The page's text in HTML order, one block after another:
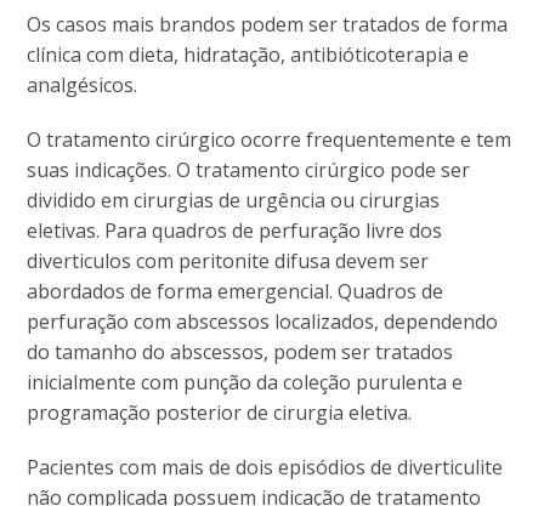
Os casos mais brandos podem ser tratados de forma
clínica com dieta, hidratação, antibióticoterapia e
analgésicos.
O tratamento cirúrgico ocorre frequentemente e tem
suas indicações. O tratamento cirúrgico pode ser
dividido em cirurgias de urgência ou cirurgias
eletivas. Para quadros de perfuração livre dos
diverticulos com peritonite difusa devem ser
abordados de forma emergencial. Quadros de
perfuração com abscessos localizados, dependendo
do tamanho do abscessos, podem ser tratados
inicialmente com punção da coleção purulenta e
programação posterior de cirurgia eletiva.
Pacientes com mais de dois episódios de diverticulite
não complicada possuem indicação de tratamento